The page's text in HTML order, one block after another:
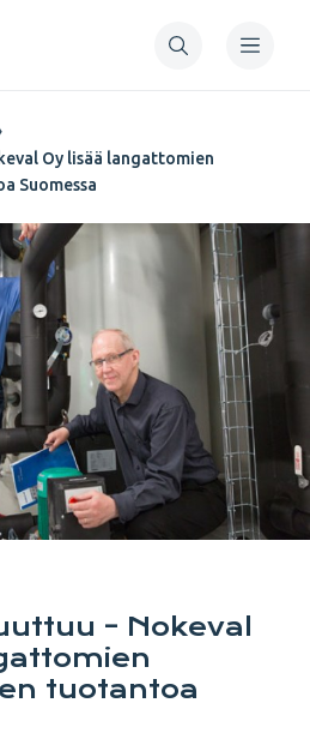
Oy lisää langattomien
Suomessa
– Nokeval
tuotantoa